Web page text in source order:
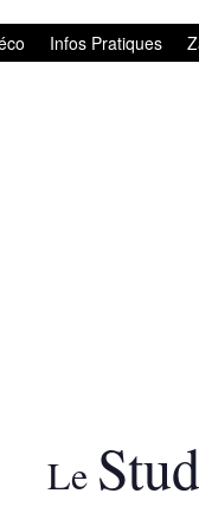
Infos Pratiques
Le